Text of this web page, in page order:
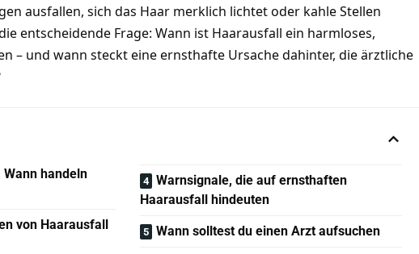
ausfallen, sich das Haar merklich lichtet oder kahle Stellen
entscheidende Frage: Wann ist Haarausfall ein harmloses,
– und wann steckt eine ernsthafte Ursache dahinter, die ärztliche
handeln
von Haarausfall
Warnsignale, die auf ernsthaften
Haarausfall hindeuten
Wann solltest du einen Arzt aufsuchen